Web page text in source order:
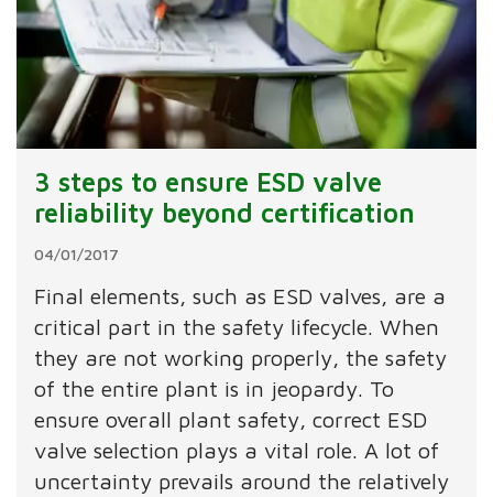
3 steps to ensure ESD valve
reliability beyond certification
04/01/2017
Final elements, such as ESD valves, are a
critical part in the safety lifecycle. When
they are not working properly, the safety
of the entire plant is in jeopardy. To
ensure overall plant safety, correct ESD
valve selection plays a vital role. A lot of
uncertainty prevails around the relatively